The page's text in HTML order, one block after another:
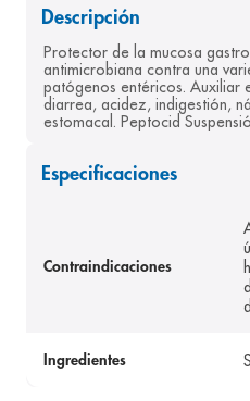
Descripción
Protector de la mucosa
antimicrobiana contra una
patógenos entéricos. Auxiliar
diarrea, acidez, indigestión,
estomacal. Peptocid
Especificaciones
Contraindicaciones
Ingredientes
8. panolini
9. pediasure
10.desodorante